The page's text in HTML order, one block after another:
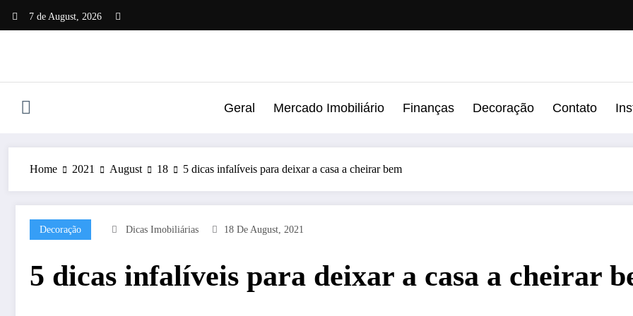
7 de August, 2026
Geral Mercado Imobiliário Finanças Decoração Contato
Home 2021 August 18 5 dicas infalíveis para deixar a casa a cheirar bem
Decoração Dicas Imobiliárias 18 De August, 2021
5 dicas infalíveis para deixar a casa a cheirar